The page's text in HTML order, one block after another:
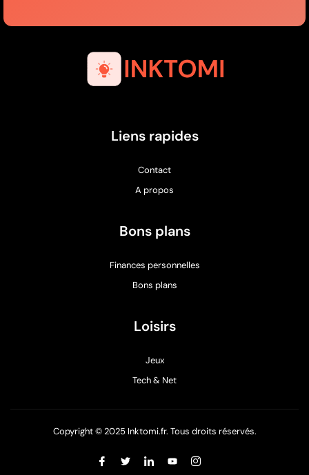
Liens rapides
Contact
A propos
Bons plans
Finances personnelles
Bons plans
Loisirs
Jeux
Tech & Net
Copyright © 2025 Inktomi.fr. Tous droits réservés.